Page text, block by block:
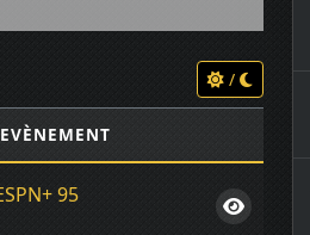
/
EVÈNEMENT
95